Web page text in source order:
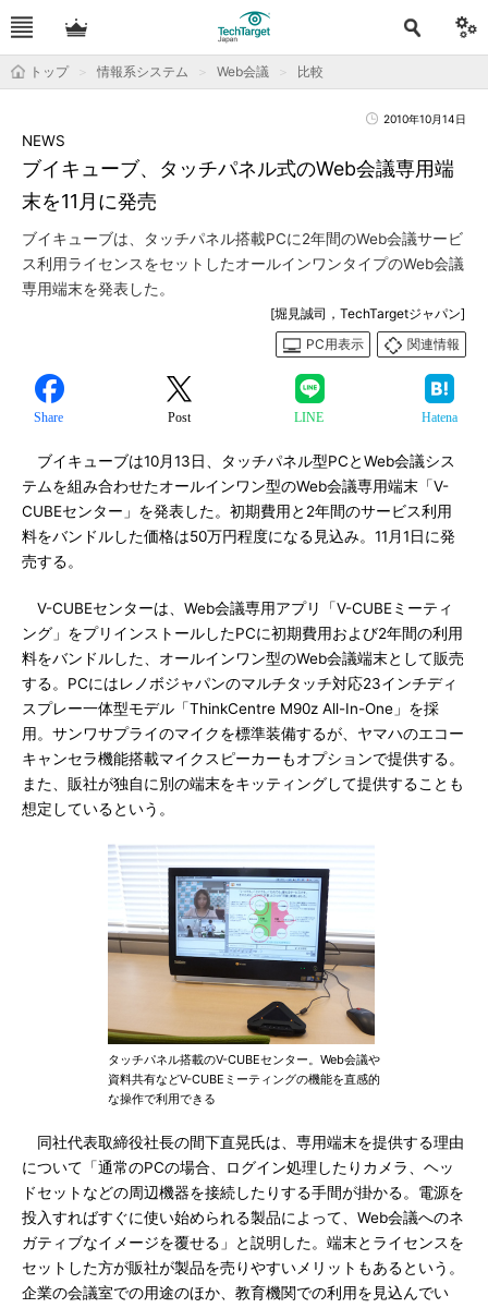
トップ 情報系システム Web会議 比較
2010年10月14日
ブイキューブ、タッチパネル式のWeb会議専用端
末を11月に発売
NEWS
ブイキューブは、タッチパネル搭載PCに2年間のWeb会議サービ
ス利用ライセンスをセットしたオールインワンタイプのWeb会議
専用端末を発表した。
[堀見誠司，TechTargetジャパン]
PC用表示
関連情報
Share Post LINE Hatena
ブイキューブは10月13日、タッチパネル型PCとWeb会議シス
テムを組み合わせたオールインワン型のWeb会議専用端末「V-
CUBEセンター」を発表した。初期費用と2年間のサービス利用
料をバンドルした価格は50万円程度になる見込み。11月1日に発
売する。
V-CUBEセンターは、Web会議専用アプリ「V-CUBEミーティ
ング」をプリインストールしたPCに初期費用および2年間の利用
料をバンドルした、オールインワン型のWeb会議端末として販売
する。PCにはレノボジャパンのマルチタッチ対応23インチディ
スプレー一体型モデル「ThinkCentre M90z All-In-One」を採
用。サンワサプライのマイクを標準装備するが、ヤマハのエコー
キャンセラ機能搭載マイクスピーカーもオプションで提供する。
また、販社が独自に別の端末をキッティングして提供することも
想定しているという。
タッチパネル搭載のV-CUBEセンター。Web会議や
資料共有などV-CUBEミーティングの機能を直感的
な操作で利用できる
同社代表取締役社長の間下直晃氏は、専用端末を提供する理由
について「通常のPCの場合、ログイン処理したりカメラ、ヘッ
ドセットなどの周辺機器を接続したりする手間が掛かる。電源を
投入すればすぐに使い始められる製品によって、Web会議へのネ
ガティブなイメージを覆せる」と説明した。端末とライセンスを
セットした方が販社が製品を売りやすいメリットもあるという。
企業の会議室での用途のほか、教育機関での利用を見込んでい